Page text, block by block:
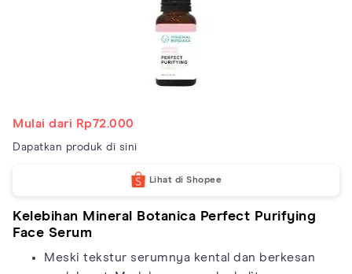
Mulai dari Rp72.000
Dapatkan produk di sini
Lihat di Shopee
Kelebihan Mineral Botanica Perfect Purifying
Face Serum
Meski tekstur serumnya kental dan berkesan